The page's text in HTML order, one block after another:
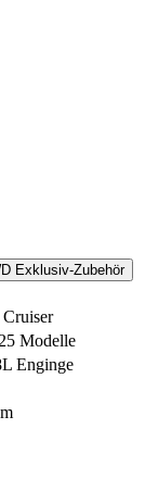
Exklusiv-Zubehör
Modelle
Enginge